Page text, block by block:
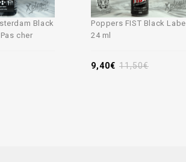
Black
cher
Poppers FIST Black Label
24 ml
11,50€
9,40€